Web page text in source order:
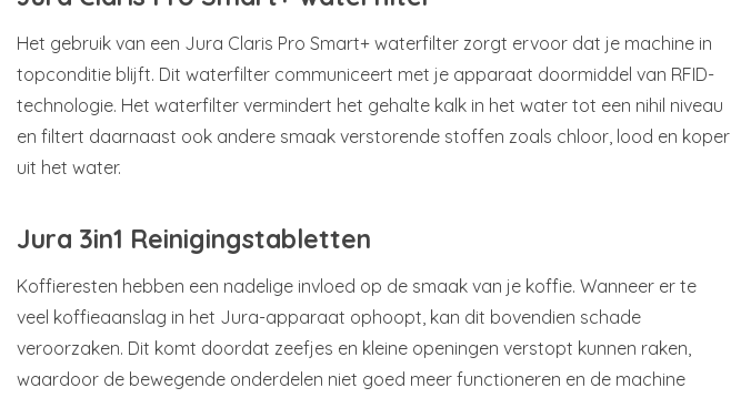
Het gebruik van een Jura Claris Pro Smart+ waterfilter zorgt ervoor dat je machine in
topconditie blijft. Dit waterfilter communiceert met je apparaat doormiddel van RFID-
technologie. Het waterfilter vermindert het gehalte kalk in het water tot een nihil niveau
en filtert daarnaast ook andere smaak verstorende stoffen zoals chloor, lood en koper
uit het water.
Jura 3in1 Reinigingstabletten
Koffieresten hebben een nadelige invloed op de smaak van je koffie. Wanneer er te
veel koffieaanslag in het Jura-apparaat ophoopt, kan dit bovendien schade
veroorzaken. Dit komt doordat zeefjes en kleine openingen verstopt kunnen raken,
waardoor de bewegende onderdelen niet goed meer functioneren en de machine